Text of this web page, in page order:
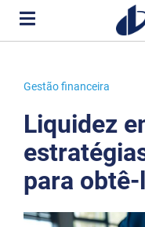
Gestão financeira
Liquidez
para obtê-